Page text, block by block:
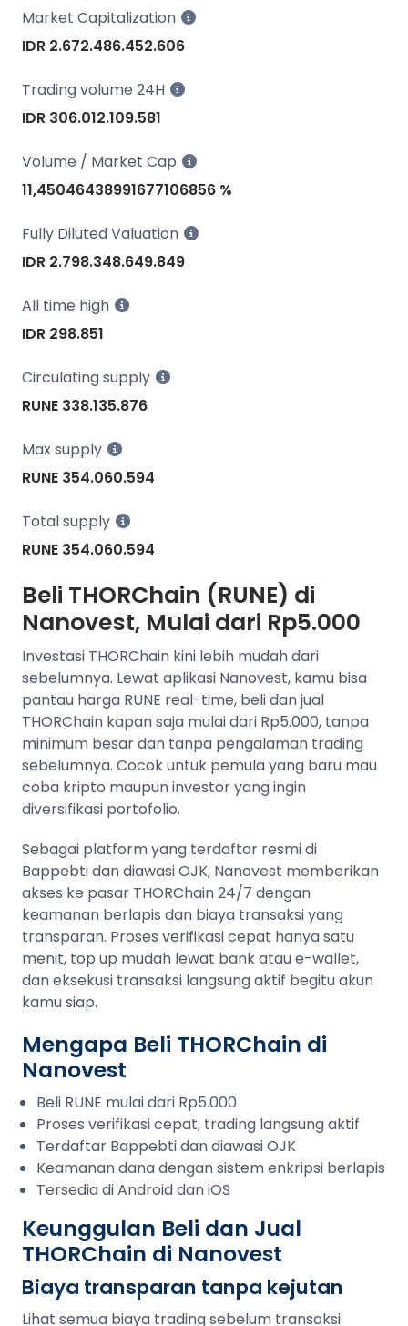
Market Capitalization
IDR 2.672.486.452.606
Trading volume 24H
IDR 306.012.109.581
Volume / Market Cap
11,45046438991677106856 %
Fully Diluted Valuation
IDR 2.798.348.649.849
All time high
IDR 298.851
Circulating supply
RUNE 338.135.876
Max supply
RUNE 354.060.594
Total supply
RUNE 354.060.594
Beli THORChain (RUNE) di
Nanovest, Mulai dari Rp5.000
Investasi THORChain kini lebih mudah dari
sebelumnya. Lewat aplikasi Nanovest, kamu bisa
pantau harga RUNE real-time, beli dan jual
THORChain kapan saja mulai dari Rp5.000, tanpa
minimum besar dan tanpa pengalaman trading
sebelumnya. Cocok untuk pemula yang baru mau
coba kripto maupun investor yang ingin
diversifikasi portofolio.
Sebagai platform yang terdaftar resmi di
Bappebti dan diawasi OJK, Nanovest memberikan
akses ke pasar THORChain 24/7 dengan
keamanan berlapis dan biaya transaksi yang
transparan. Proses verifikasi cepat hanya satu
menit, top up mudah lewat bank atau e-wallet,
dan eksekusi transaksi langsung aktif begitu akun
kamu siap.
Mengapa Beli THORChain di
Nanovest
Beli RUNE mulai dari Rp5.000
Proses verifikasi cepat, trading langsung aktif
Terdaftar Bappebti dan diawasi OJK
Keamanan dana dengan sistem enkripsi berlapis
Tersedia di Android dan iOS
Keunggulan Beli dan Jual
THORChain di Nanovest
Biaya transparan tanpa kejutan
Lihat semua biaya trading sebelum transaksi